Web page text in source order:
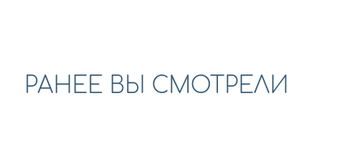
РАНЕЕ ВЫ СМОТРЕЛИ